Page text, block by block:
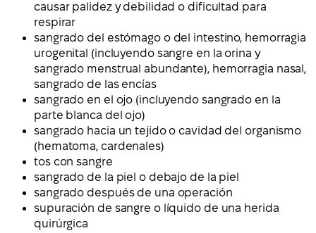
causar palidez y debilidad o dificultad para
respirar
sangrado del estómago o del intestino, hemorragia
urogenital (incluyendo sangre en la orina y
sangrado menstrual abundante), hemorragia nasal,
sangrado de las encías
sangrado en el ojo (incluyendo sangrado en la
parte blanca del ojo)
sangrado hacia un tejido o cavidad del organismo
(hematoma, cardenales)
tos con sangre
sangrado de la piel o debajo de la piel
sangrado después de una operación
supuración de sangre o líquido de una herida
quirúrgica